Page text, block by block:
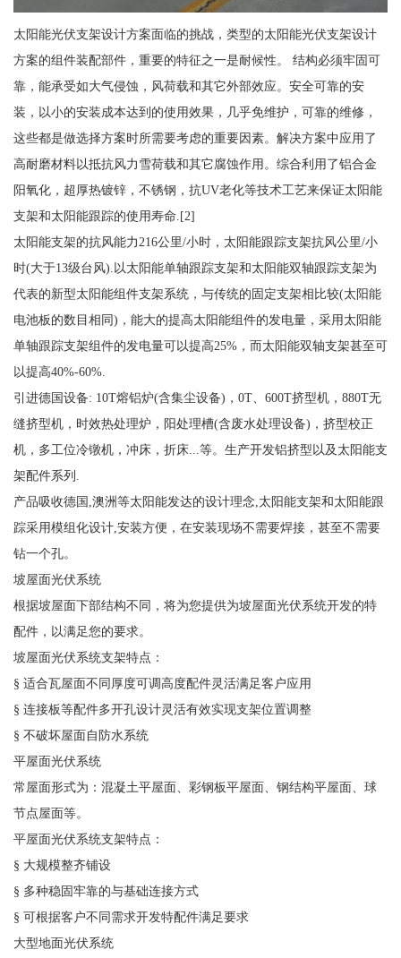
太阳能光伏支架设计方案面临的挑战，类型的太阳能光伏支架设计
方案的组件装配部件，重要的特征之一是耐候性。 结构必须牢固可
靠，能承受如大气侵蚀，风荷载和其它外部效应。安全可靠的安
装，以小的安装成本达到的使用效果，几乎免维护，可靠的维修，
这些都是做选择方案时所需要考虑的重要因素。解决方案中应用了
高耐磨材料以抵抗风力雪荷载和其它腐蚀作用。综合利用了铝合金
阳氧化，超厚热镀锌，不锈钢，抗UV老化等技术工艺来保证太阳能
支架和太阳能跟踪的使用寿命.[2]
太阳能支架的抗风能力216公里/小时，太阳能跟踪支架抗风公里/小
时(大于13级台风).以太阳能单轴跟踪支架和太阳能双轴跟踪支架为
代表的新型太阳能组件支架系统，与传统的固定支架相比较(太阳能
电池板的数目相同)，能大的提高太阳能组件的发电量，采用太阳能
单轴跟踪支架组件的发电量可以提高25%，而太阳能双轴支架甚至可
以提高40%-60%.
引进德国设备: 10T熔铝炉(含集尘设备)，0T、600T挤型机，880T无
缝挤型机，时效热处理炉，阳处理槽(含废水处理设备)，挤型校正
机，多工位冷镦机，冲床，折床...等。生产开发铝挤型以及太阳能支
架配件系列.
产品吸收德国,澳洲等太阳能发达的设计理念,太阳能支架和太阳能跟
踪采用模组化设计,安装方便，在安装现场不需要焊接，甚至不需要
钻一个孔。
坡屋面光伏系统
根据坡屋面下部结构不同，将为您提供为坡屋面光伏系统开发的特
配件，以满足您的要求。
坡屋面光伏系统支架特点：
§ 适合瓦屋面不同厚度可调高度配件灵活满足客户应用
§ 连接板等配件多开孔设计灵活有效实现支架位置调整
§ 不破坏屋面自防水系统
平屋面光伏系统
常屋面形式为：混凝土平屋面、彩钢板平屋面、钢结构平屋面、球
节点屋面等。
平屋面光伏系统支架特点：
§ 大规模整齐铺设
§ 多种稳固牢靠的与基础连接方式
§ 可根据客户不同需求开发特配件满足要求
大型地面光伏系统